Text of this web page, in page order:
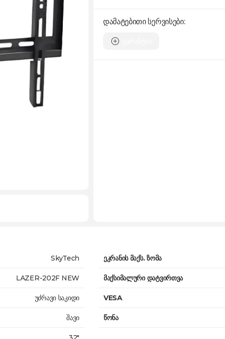
დამატებითი სერვისები:
SkyTech
LAZER-202F NEW
უძრავი საკიდი
შავი
ეკრანის მაქს. ზომა
მაქსიმალური დატვირთვა
VESA
წონა